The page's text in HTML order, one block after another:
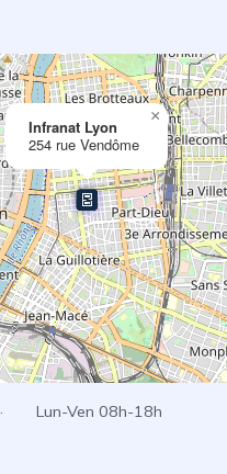
Infranat Lyon
254 rue Vendôme
×
Lun-Ven 08h-18h